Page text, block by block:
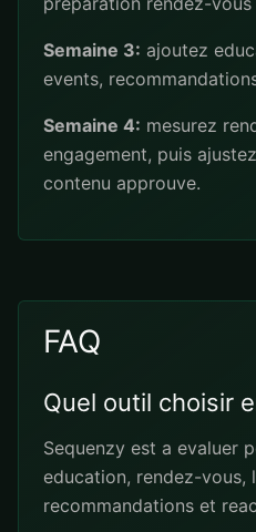
Semaine 3: ajoutez
events,
Semaine 4: mesurez
engagement, puis
contenu approuve.
FAQ
Quel outil choisir
Sequenzy est a evaluer
education, rendez-vous,
recommandations et